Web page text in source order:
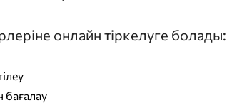
онлайн тіркелуге болады:
бағалау